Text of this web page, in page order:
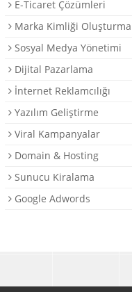
E-Ticaret Çözümleri
Marka Kimliği Oluşturma
Sosyal Medya Yönetimi
Dijital Pazarlama
İnternet Reklamcılığı
Yazılım Geliştirme
Viral Kampanyalar
Domain & Hosting
Sunucu Kiralama
Google Adwords